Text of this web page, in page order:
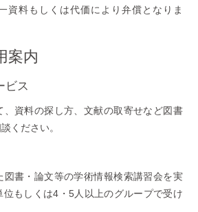
資料もしくは代価により弁償となりま
案内
ビス
、資料の探し方、文献の取寄せなど図書
ください。
図書・論文等の学術情報検索講習会を実
もしくは4・5人以上のグループで受け